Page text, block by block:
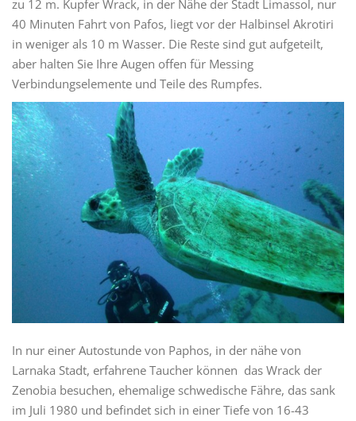
zu 12 m. Kupfer Wrack, in der Nähe der Stadt Limassol, nur
40 Minuten Fahrt von Pafos, liegt vor der Halbinsel Akrotiri
in weniger als 10 m Wasser. Die Reste sind gut aufgeteilt,
aber halten Sie Ihre Augen offen für Messing
Verbindungselemente und Teile des Rumpfes.
In nur einer Autostunde von Paphos, in der nähe von
Larnaka Stadt, erfahrene Taucher können das Wrack der
Zenobia besuchen, ehemalige schwedische Fähre, das sank
im Juli 1980 und befindet sich in einer Tiefe von 16-43